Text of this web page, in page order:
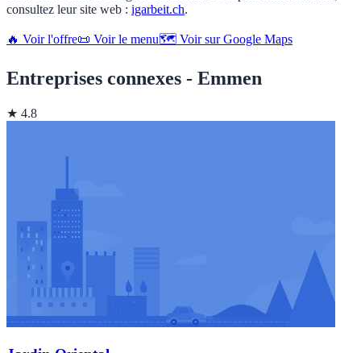
consultez leur site web : igarbeit.ch.
🔥 Voir l'offre📜 Voir le menu🗺️ Voir sur Google Maps
Entreprises connexes - Emmen
★ 4.8